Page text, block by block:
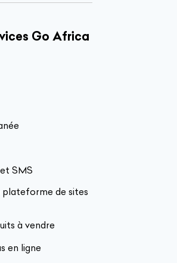
Go Africa
SMS
de sites
à vendre
en ligne